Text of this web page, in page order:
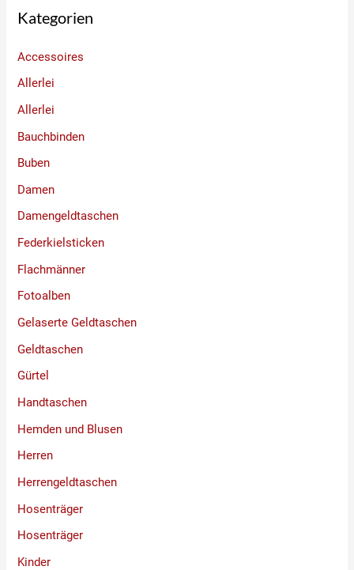
Kategorien
Accessoires
Allerlei
Allerlei
Bauchbinden
Buben
Damen
Damengeldtaschen
Federkielsticken
Flachmänner
Fotoalben
Gelaserte Geldtaschen
Geldtaschen
Gürtel
Handtaschen
Hemden und Blusen
Herren
Herrengeldtaschen
Hosenträger
Hosenträger
Kinder